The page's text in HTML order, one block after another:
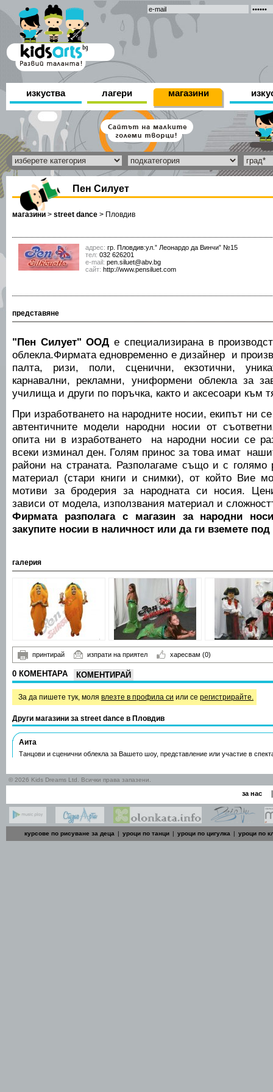
изкуства лагери магазини
Пен Силует
магазини > street dance > Пловдив
адрес: гр. Пловдив:ул.” Леонардо да Винчи” №15
тел: 032 626201
е-mail: pen.siluet@abv.bg
сайт: http://www.pensiluet.com
представяне
"Пен Силует" ООД е специализирана в
облекла.Фирмата едновременно е дизайнер и
палта, ризи, поли, сценични, екзотични,
карнавални, рекламни, униформени облекла за
училища и други по поръчка, както и аксесоари към
При изработването на народните носии, екипът ни
автентичните модели народни носии от
опита ни в изработването на народни носии се
всеки изминал ден. Голям принос за това имат
райони на страната. Разполагаме също и с голямо
материал (стари книги и снимки), от който Вие
мотиви за бродерия за народната си носия.
зависи от модела, използвания материал и
Фирмата разполага с магазин за народни
закупите носии в наличност или да ги вземете
галерия
принтирай изпрати на приятел харесвам (0)
0 КОМЕНТАРА КОМЕНТИРАЙ
За да пишете тук, моля влезте в профила си или се регистрирайте.
Други магазини за street dance в Пловдив
Аита
Танцови и сценични облекла за Вашето шоу, представление или участие в
© 2026 Kids Dreams Ltd. Всички права запазени.
за нас
курсове по рисуване за деца | уроци по танци | уроци по цигулка | уроци по